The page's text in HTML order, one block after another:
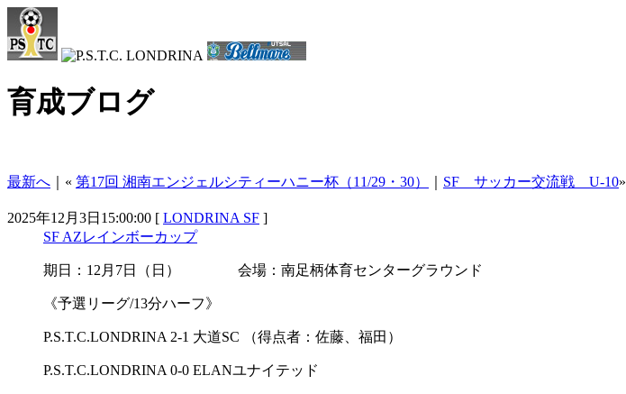
育成ブログ
最新へ ｜« 第17回 湘南エンジェルシティーハニー杯（11/29・30） SF サッカー交流戦 U-10»
2025年12月3日15:00:00 [ LONDRINA SF ]
SF AZレインボーカップ
期日：12月7日（日） 会場：南足柄体育センターグラウンド
《予選リーグ/13分ハーフ》
P.S.T.C.LONDRINA 2-1 大道SC （得点者：佐藤、福田）
P.S.T.C.LONDRINA 0-0 ELANユナイテッド